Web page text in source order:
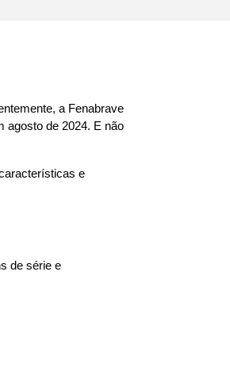
a Fenabrave
agosto de 2024. E não
e
de série e